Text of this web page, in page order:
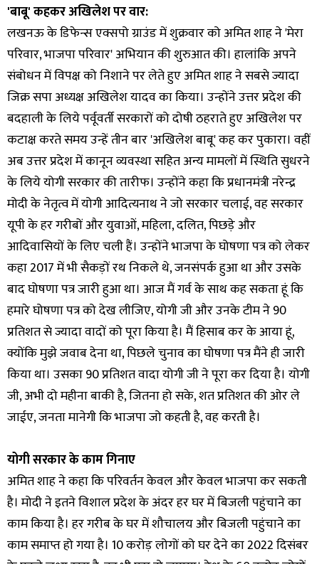
'बाबू' कहकर अखिलेश पर वार:
लखनऊ के डिफेन्स एक्सपो ग्राउंड में शुक्रवार को अमित शाह ने 'मेरा
परिवार, भाजपा परिवार' अभियान की शुरुआत की। हालांकि अपने
संबोधन में विपक्ष को निशाने पर लेते हुए अमित शाह ने सबसे ज्यादा
जिक्र सपा अध्यक्ष अखिलेश यादव का किया। उन्होंने उत्तर प्रदेश की
बदहाली के लिये पर्वूवर्ती सरकारों को दोषी ठहराते हुए अखिलेश पर
कटाक्ष करते समय उन्हें तीन बार 'अखिलेश बाबू' कह कर पुकारा। वहीं
अब उत्तर प्रदेश में कानून व्यवस्था सहित अन्य मामलों में स्थिति सुधरने
के लिये योगी सरकार की तारीफ। उन्होंने कहा कि प्रधानमंत्री नरेन्द्र
मोदी के नेतृत्व में योगी आदित्यनाथ ने जो सरकार चलाई, वह सरकार
यूपी के हर गरीबों और युवाओं, महिला, दलित, पिछड़े और
आदिवासियों के लिए चली हैं। उन्होंने भाजपा के घोषणा पत्र को लेकर
कहा 2017 में भी सैकड़ों रथ निकले थे, जनसंपर्क हुआ था और उसके
बाद घोषणा पत्र जारी हुआ था। आज मैं गर्व के साथ कह सकता हूं कि
हमारे घोषणा पत्र को देख लीजिए, योगी जी और उनके टीम ने 90
प्रतिशत से ज्यादा वादों को पूरा किया है। मैं हिसाब कर के आया हूं,
क्योंकि मुझे जवाब देना था, पिछले चुनाव का घोषणा पत्र मैंने ही जारी
किया था। उसका 90 प्रतिशत वादा योगी जी ने पूरा कर दिया है। योगी
जी, अभी दो महीना बाकी है, जितना हो सके, शत प्रतिशत की ओर ले
जाईए, जनता मानेगी कि भाजपा जो कहती है, वह करती है।
योगी सरकार के काम गिनाए
अमित शाह ने कहा कि परिवर्तन केवल और केवल भाजपा कर सकती
है। मोदी ने इतने विशाल प्रदेश के अंदर हर घर में बिजली पहुंचाने का
काम किया है। हर गरीब के घर में शौचालय और बिजली पहुंचाने का
काम समाप्त हो गया है। 10 करोड़ लोगों को घर देने का 2022 दिसंबर